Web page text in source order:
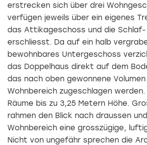
erstrecken sich über drei
verfügen jeweils über ein eigenes
das Attikageschoss und die Schlaf-
erschliesst. Da auf ein halb
bewohnbares Untergeschoss
das Doppelhaus direkt auf dem
das nach oben gewonnene
Wohnbereich zugeschlagen
Räume bis zu 3,25 Metern Höhe.
rahmen den Blick nach draussen
Wohnbereich eine grosszügige,
Nicht von ungefähr sprechen die